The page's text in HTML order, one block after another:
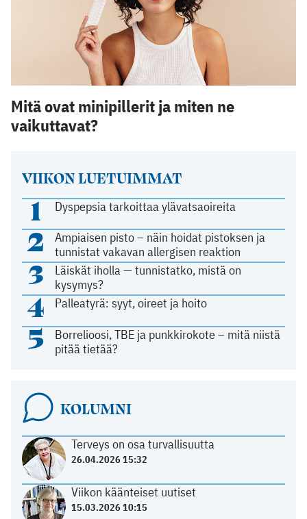
VIIKON LUETUIMMAT
1 Dyspepsia tarkoittaa ylävatsaoireita
2
Ampiaisen pisto – näin hoidat pistoksen ja
tunnistat vakavan allergisen reaktion
3
Läiskät iholla — tunnistatko, mistä on
kysymys?
4 Palleatyrä: syyt, oireet ja hoito
5
Borrelioosi, TBE ja punkkirokote – mitä niistä
pitää tietää?
KOLUMNI
Terveys on osa turvallisuutta
26.04.2026 15:32
Viikon käänteiset uutiset
15.03.2026 10:15
Mitä ovat minipillerit ja miten ne
vaikuttavat?